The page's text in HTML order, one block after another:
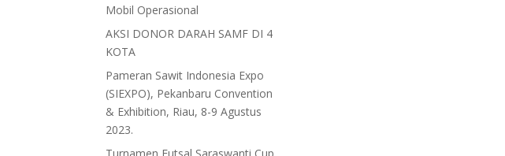
Mobil Operasional
AKSI DONOR DARAH SAMF DI 4
KOTA
Pameran Sawit Indonesia Expo
(SIEXPO), Pekanbaru Convention
& Exhibition, Riau, 8-9 Agustus
2023.
Turnamen Futsal Saraswanti Cup